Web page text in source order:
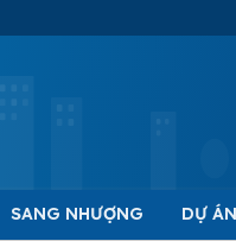
SANG NHƯỢNG DỰ ÁN